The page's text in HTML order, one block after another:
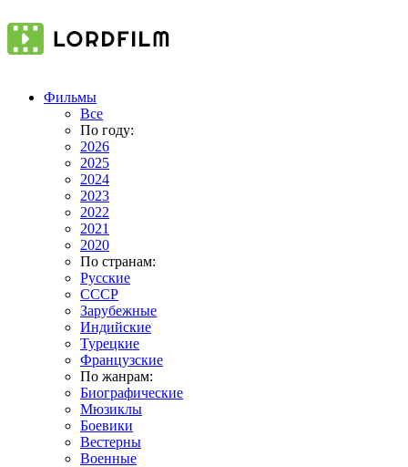
Фильмы
Все
По году:
2026
2025
2024
2023
2022
2021
2020
По странам:
Русские
СССР
Зарубежные
Индийские
Турецкие
Французские
По жанрам:
Биографические
Мюзиклы
Боевики
Вестерны
Военные